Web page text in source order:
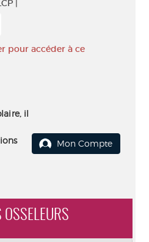
|
pour accéder à ce
il
Mon Compte
OSSELEURS